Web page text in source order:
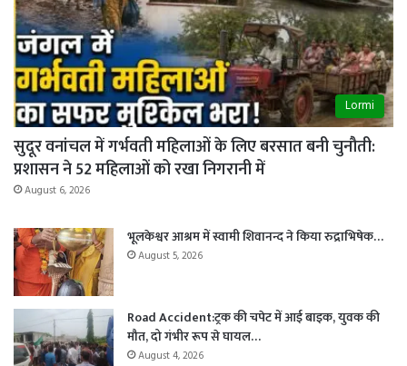
Lormi
सुदूर वनांचल में गर्भवती महिलाओं के लिए बरसात बनी चुनौती:
प्रशासन ने 52 महिलाओं को रखा निगरानी में
August 6, 2026
भूलकेश्वर आश्रम में स्वामी शिवानन्द ने किया रुद्राभिषेक…
August 5, 2026
Road Accident:ट्रक की चपेट में आई बाइक, युवक की
मौत, दो गंभीर रूप से घायल…
August 4, 2026